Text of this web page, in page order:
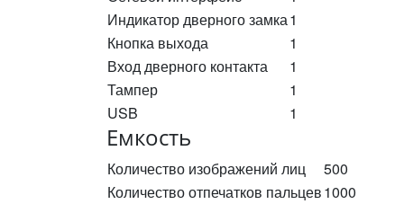
Индикатор дверного замка1
Кнопка выхода
1
Вход дверного контакта
1
Тампер
1
USB
1
Емкость
Количество изображений лиц
500
Количество отпечатков пальцев1000